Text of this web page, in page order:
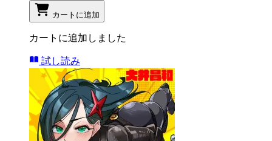
カートに追加
カートに追加しました
試し読み